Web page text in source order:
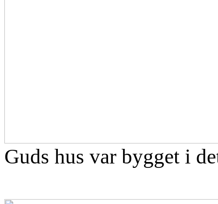
Guds hus var bygget i